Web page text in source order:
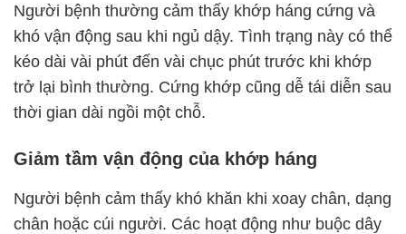
Người bệnh thường cảm thấy khớp háng cứng và
khó vận động sau khi ngủ dậy. Tình trạng này có thể
kéo dài vài phút đến vài chục phút trước khi khớp
trở lại bình thường. Cứng khớp cũng dễ tái diễn sau
thời gian dài ngồi một chỗ.
Giảm tầm vận động của khớp háng
Người bệnh cảm thấy khó khăn khi xoay chân, dạng
chân hoặc cúi người. Các hoạt động như buộc dây